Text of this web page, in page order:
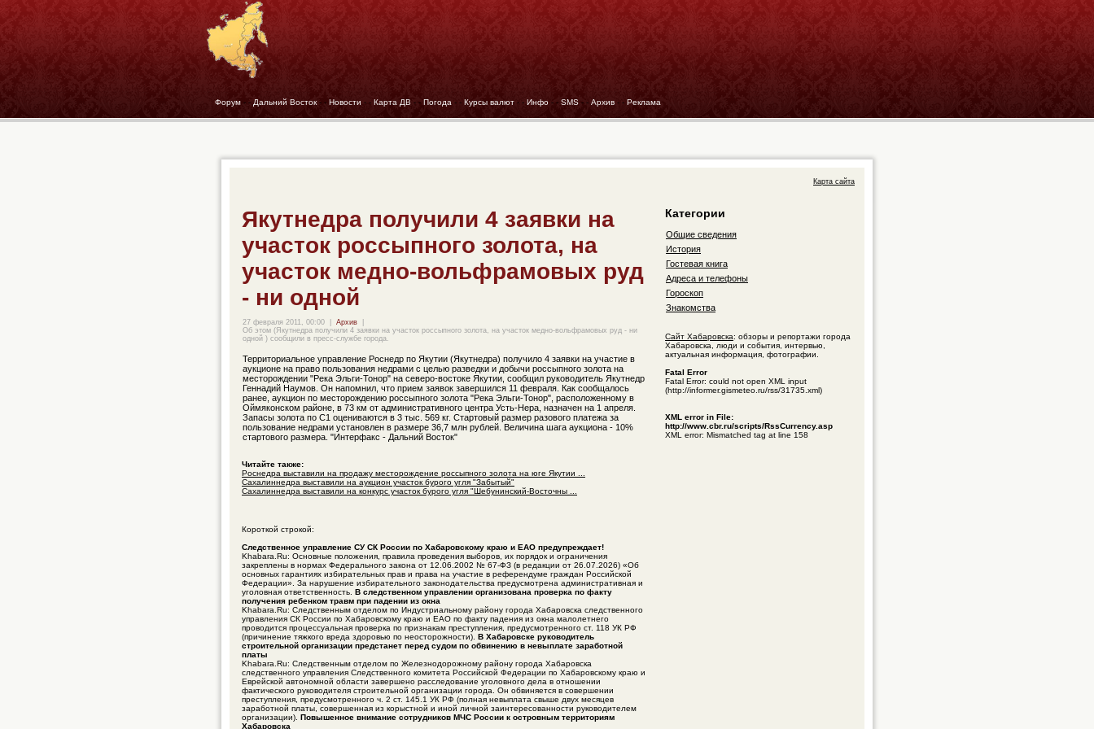
Форум - - Дальний Восток- - Новости - - Карта ДВ - - Погода - - Курсы валют - - Инфо - - SMS - - Архив - - Реклама
Карта сайта
Якутнедра получили 4 заявки на
участок россыпного золота, на
участок медно-вольфрамовых руд
- ни одной
27 февраля 2011, 00:00 Архив
Об этом (Якутнедра получили 4 заявки на участок россыпного золота, на участок медно-вольфрамовых руд - ни
одной ) сообщили в пресс-службе города.
Территориальное управление Роснедр по Якутии (Якутнедра) получило 4 заявки на участие в
аукционе на право пользования недрами с целью разведки и добычи россыпного золота на
месторождении "Река Эльги-Тонор" на северо-востоке Якутии, сообщил руководитель Якутнедр
Геннадий Наумов. Он напомнил, что прием заявок завершился 11 февраля. Как сообщалось
ранее, аукцион по месторождению россыпного золота "Река Эльги-Тонор", расположенному в
Оймяконском районе, в 73 км от административного центра Усть-Нера, назначен на 1 апреля.
Запасы золота по С1 оцениваются в 3 тыс. 569 кг. Стартовый размер разового платежа за
пользование недрами установлен в размере 36,7 млн рублей. Величина шага аукциона - 10%
стартового размера. "Интерфакс - Дальний Восток"
Читайте также:
Роснедра выставили на продажу месторождение россыпного золота на юге Якутии ...
Сахалиннедра выставили на аукцион участок бурого угля "Забытый"
Сахалиннедра выставили на конкурс участок бурого угля "Шебунинский-Восточны ...
Короткой строкой:
Следственное управление СУ СК России по Хабаровскому краю и ЕАО предупреждает!
Khabara.Ru: Основные положения, правила проведения выборов, их порядок и ограничения
закреплены в нормах Федерального закона от 12.06.2002 № 67-ФЗ (в редакции от 26.07.2026) «Об
основных гарантиях избирательных прав и права на участие в референдуме граждан Российской
Федерации». За нарушение избирательного законодательства предусмотрена административная и
уголовная ответственность. В следственном управлении организована проверка по факту
получения ребенком травм при падении из окна
Khabara.Ru: Следственным отделом по Индустриальному району города Хабаровска следственного
управления СК России по Хабаровскому краю и ЕАО по факту падения из окна малолетнего
проводится процессуальная проверка по признакам преступления, предусмотренного ст. 118 УК РФ
(причинение тяжкого вреда здоровью по неосторожности). В Хабаровске руководитель
строительной организации предстанет перед судом по обвинению в невыплате заработной
платы
Khabara.Ru: Следственным отделом по Железнодорожному району города Хабаровска
следственного управления Следственного комитета Российской Федерации по Хабаровскому краю и
Еврейской автономной области завершено расследование уголовного дела в отношении
фактического руководителя строительной организации города. Он обвиняется в совершении
преступления, предусмотренного ч. 2 ст. 145.1 УК РФ (полная невыплата свыше двух месяцев
заработной платы, совершенная из корыстной и иной личной заинтересованности руководителем
организации). Повышенное внимание сотрудников МЧС России к островным территориям
Хабаровска
Категории
Общие сведения
История
Гостевая книга
Адреса и телефоны
Гороскоп
Знакомства
Сайт Хабаровска: обзоры и репортажи города
Хабаровска, люди и события, интервью,
актуальная информация, фотографии.
Fatal Error
Fatal Error: could not open XML input
(http://informer.gismeteo.ru/rss/31735.xml)
XML error in File:
http://www.cbr.ru/scripts/RssCurrency.asp
XML error: Mismatched tag at line 158